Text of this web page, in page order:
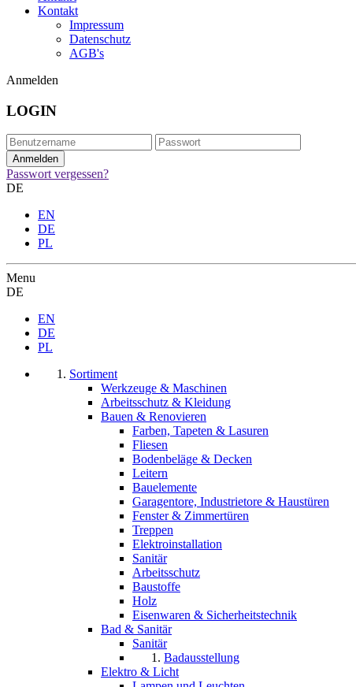
Kontakt
Impressum
Datenschutz
AGB's
Anmelden
LOGIN
Passwort vergessen?
DE
EN
DE
PL
Menu
DE
EN
DE
PL
Sortiment
Werkzeuge & Maschinen
Arbeitsschutz & Kleidung
Bauen & Renovieren
Farben, Tapeten & Lasuren
Fliesen
Bodenbeläge & Decken
Leitern
Bauelemente
Garagentore, Industrietore & Haustüren
Fenster & Zimmertüren
Treppen
Elektroinstallation
Sanitär
Arbeitsschutz
Baustoffe
Holz
Eisenwaren & Sicherheitstechnik
Bad & Sanitär
Sanitär
Badausstellung
Elektro & Licht